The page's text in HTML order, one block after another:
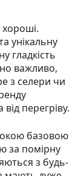
унікальну
гладкість
важливо,
з селери чи
перегріву.
базовою
за помірну
з будь-